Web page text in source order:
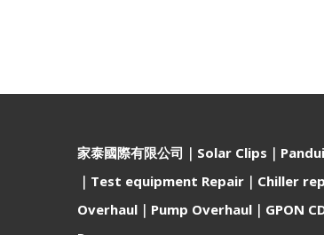
家泰國際有限公司｜Solar Clips｜
｜Test equipment Repair｜Chiller
Overhaul｜Pump Overhaul｜GPON